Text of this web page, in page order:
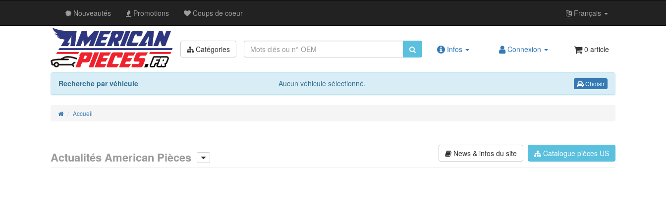
Nouveautés Promotions Coups de coeur Français
Catégories Infos Connexion 0 article
Recherche par véhicule Aucun véhicule sélectionné. Choisir
HomeAccueil
ActualitésAmerican Pièces News & infos du site Catalogue pièces US